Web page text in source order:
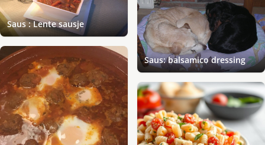
Saus : Lente sausje
Saus: balsamico dressing